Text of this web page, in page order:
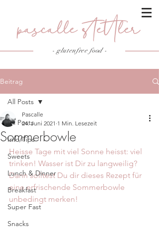
- glutenfree food-
Beitrag
All Posts
Info/Tips
Sweets
Lunch & Dinner
Breakfast
Super Fast
Snacks
All Posts
Sommerbowle
Pascalle
24. Juni 2021 1 Min. Lesezeit
Heisse Tage mit viel Sonne heisst: viel
trinken! Wasser ist Dir zu langweilig?
Dann solltest Du dir dieses Rezept für
eine erfrischende Sommerbowle
unbedingt merken!